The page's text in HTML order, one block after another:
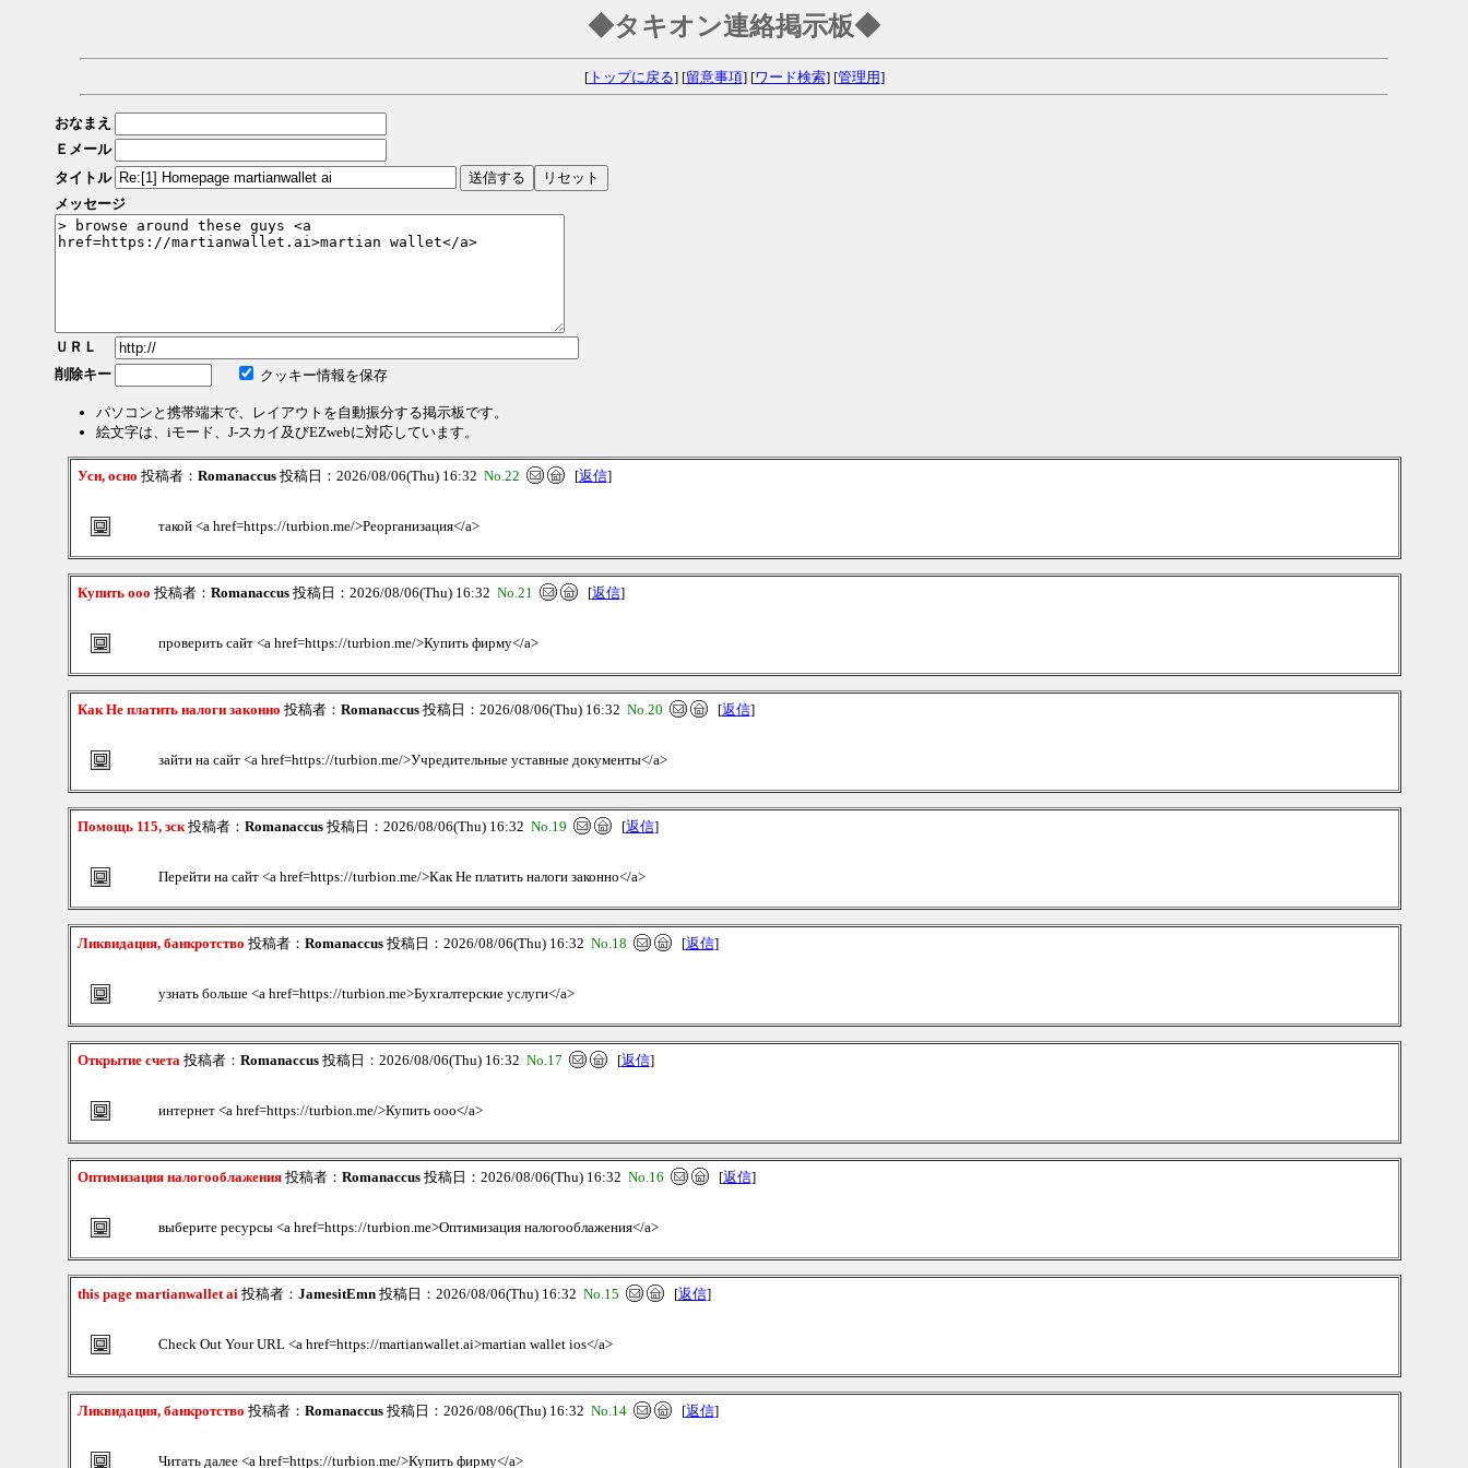
◆タキオン連絡掲示板◆
[トップに戻る] [留意事項] [ワード検索] [管理用]
おなまえ
Ｅメール
タイトル
メッセージ
ＵＲＬ
削除キー
クッキー情報を保存
パソコンと携帯端末で、レイアウトを自動振分する掲示板です。
絵文字は、iモード、J-スカイ及びEZwebに対応しています。
Усн, осно 投稿者： Romanaccus投稿日：2026/08/06(Thu) 16:32 No.22 [返信]
такой <a href=https://turbion.me/>Реорганизация</a>
Купить ооо 投稿者： Romanaccus投稿日：2026/08/06(Thu) 16:32 No.21 [返信]
проверить сайт <a href=https://turbion.me/>Купить фирму</a>
Как Не платить налоги законно 投稿者： Romanaccus投稿日：2026/08/06(Thu) 16:32 No.20 [返信]
зайти на сайт <a href=https://turbion.me/>Учредительные уставные документы</a>
Помощь 115, зск投稿者： Romanaccus投稿日：2026/08/06(Thu) 16:32 No.19 [返信]
Перейти на сайт <a href=https://turbion.me/>Как Не платить налоги законно</a>
Ликвидация, банкротство 投稿者： Romanaccus投稿日：2026/08/06(Thu) 16:32 No.18 [返信]
узнать больше <a href=https://turbion.me>Бухгалтерские услуги</a>
Открытие счета投稿者： Romanaccus投稿日：2026/08/06(Thu) 16:32 No.17 [返信]
интернет <a href=https://turbion.me/>Купить ооо</a>
Оптимизация налогооблажения投稿者： Romanaccus投稿日：2026/08/06(Thu) 16:32 No.16 [返信]
выберите ресурсы <a href=https://turbion.me>Оптимизация налогооблажения</a>
this page martianwallet ai投稿者： JamesitEmn投稿日：2026/08/06(Thu) 16:32 No.15 [返信]
Check Out Your URL <a href=https://martianwallet.ai>martian wallet ios</a>
Ликвидация, банкротство 投稿者： Romanaccus投稿日：2026/08/06(Thu) 16:32 No.14 [返信]
Читать далее <a href=https://turbion.me/>Купить фирму</a>